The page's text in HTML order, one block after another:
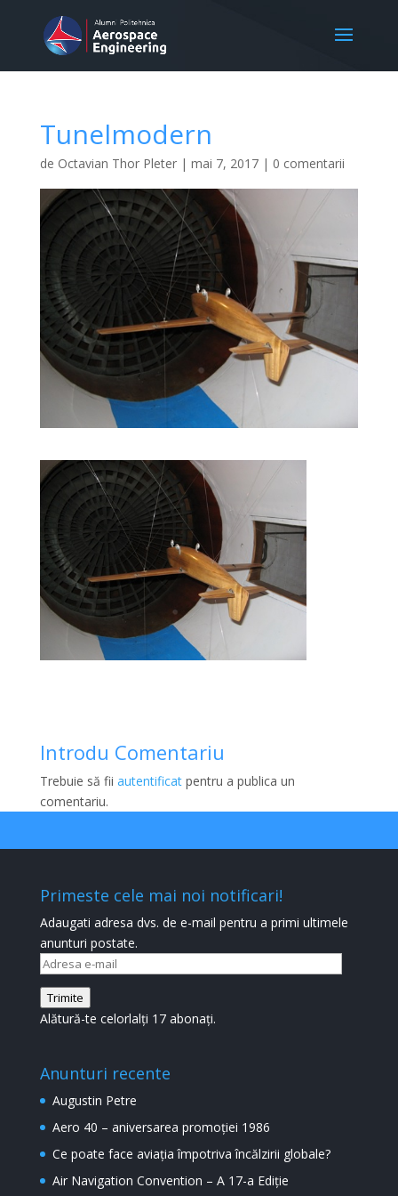
Tunelmodern
de Octavian Thor Pleter| mai 7, 2017| 0 comentarii
Introdu Comentariu
Trebuie să fii autentificatpentru a publica un
comentariu.
Primeste cele mai noi notificari!
Adaugati adresa dvs. de e-mail pentru a primi ultimele
anunturi postate.
Adresa
mail
Trimite
Alătură-te celorlalți 17 abonați.
Anunturi recente
Augustin Petre
Aero 40 – aniversarea promoției 1986
Ce poate face aviația împotriva încălzirii globale?
Air Navigation Convention – A 17-a Ediție